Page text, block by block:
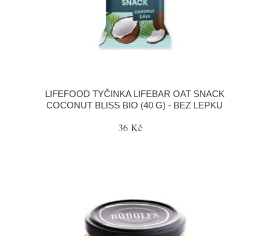
LIFEFOOD TYČINKA LIFEBAR OAT SNACK
COCONUT BLISS BIO (40 G) - BEZ LEPKU
36 Kč